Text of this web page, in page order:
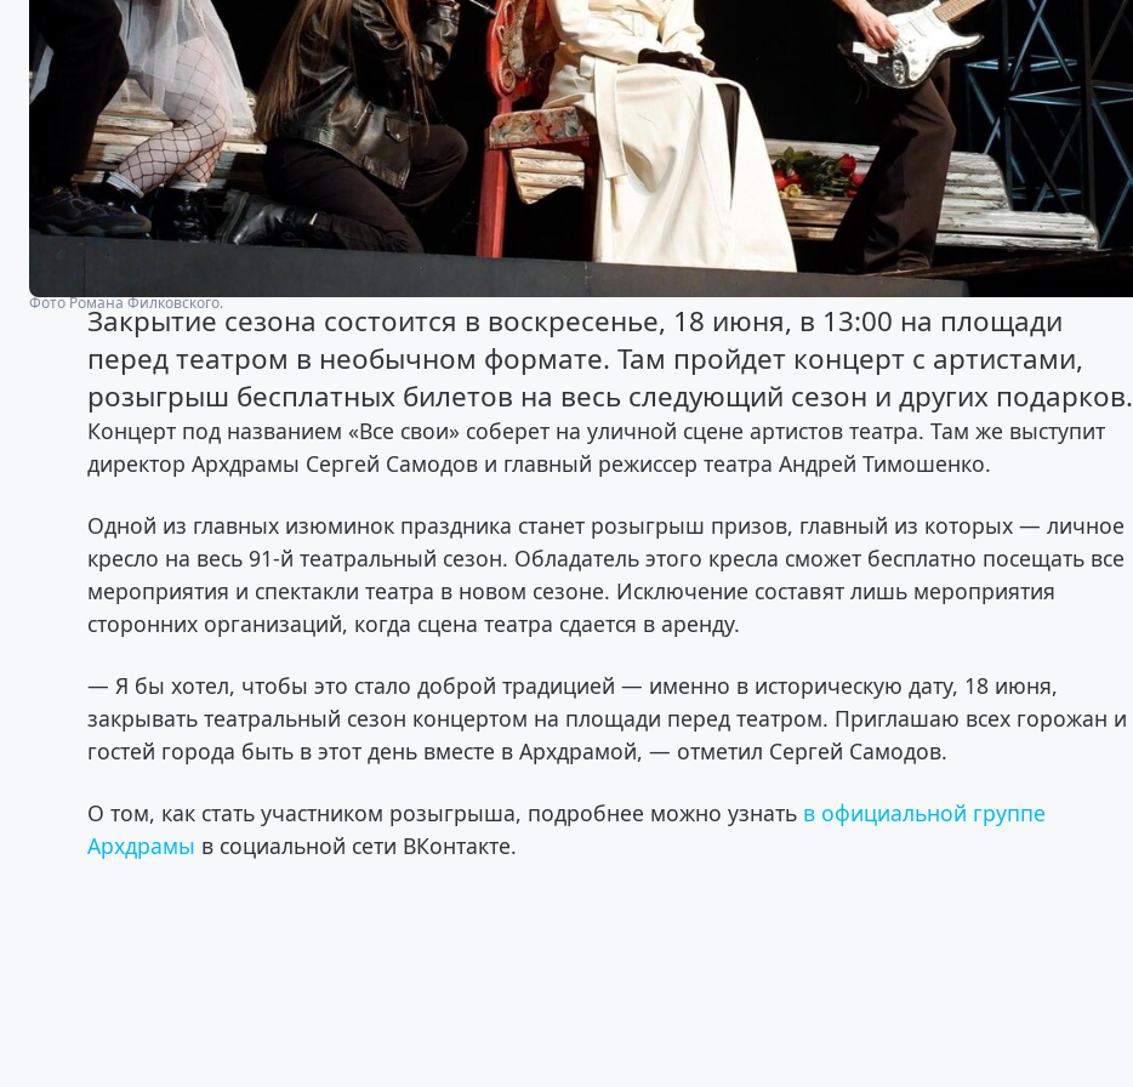
Фото Романа Филковского.
Закрытие сезона состоится в воскресенье, 18 июня, в 13:00 на площади
перед театром в необычном формате. Там пройдет концерт с артистами,
розыгрыш бесплатных билетов на весь следующий сезон и других подарков.
Концерт под названием «Все свои» соберет на уличной сцене артистов театра. Там же выступит
директор Архдрамы Сергей Самодов и главный режиссер театра Андрей Тимошенко.
Одной из главных изюминок праздника станет розыгрыш призов, главный из которых — личное
кресло на весь 91-й театральный сезон. Обладатель этого кресла сможет бесплатно посещать все
мероприятия и спектакли театра в новом сезоне. Исключение составят лишь мероприятия
сторонних организаций, когда сцена театра сдается в аренду.
— Я бы хотел, чтобы это стало доброй традицией — именно в историческую дату, 18 июня,
закрывать театральный сезон концертом на площади перед театром. Приглашаю всех горожан и
гостей города быть в этот день вместе в Архдрамой, — отметил Сергей Самодов.
О том, как стать участником розыгрыша, подробнее можно узнать в официальной группе
Архдрамы в социальной сети ВКонтакте.